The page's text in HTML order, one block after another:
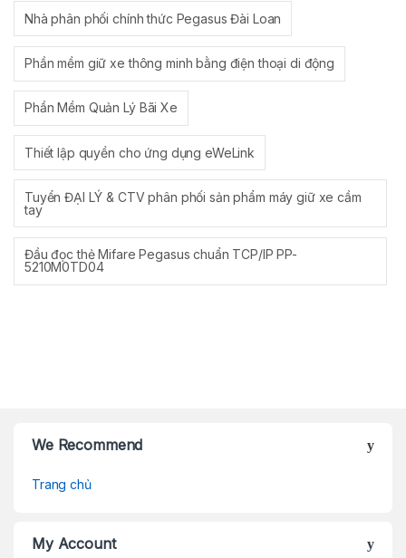
Nhà phân phối chính thức Pegasus Đài Loan
Phần mềm giữ xe thông minh bằng điện thoại di động
Phần Mềm Quản Lý Bãi Xe
Thiết lập quyền cho ứng dụng eWeLink
Tuyển ĐẠI LÝ & CTV phân phối sản phẩm máy giữ xe cầm
tay
Đầu đọc thẻ Mifare Pegasus chuẩn TCP/IP PP-
5210M0TD04
We Recommend
Trang chủ
My Account